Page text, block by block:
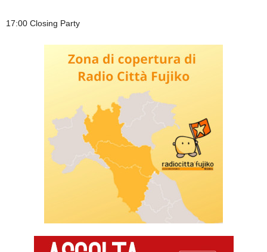
17:00 Closing Party